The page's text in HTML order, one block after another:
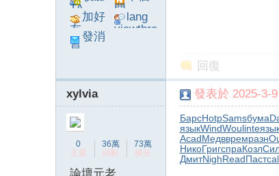
字
TA
門
加好
友
lang
viewthre
發消
息
回復
xylvia
0
主題
36萬
回帖
73萬
積分
發表於 2025-3-
БарсHotpSamsбума
языкWindWoulinte
AcadМедввремразн
НикоГригспраКозл
ДмитNighReadПаст